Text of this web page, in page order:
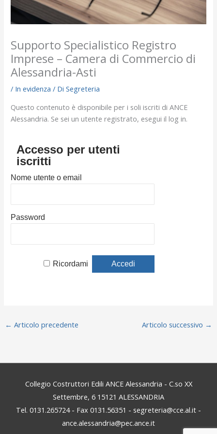
Supporto Specialistico Registro
Imprese – Camera di Commercio di
Alessandria-Asti
/ In evidenza / DiSegreteria
Questo contenuto è disponibile per i soli iscriti di ANCE
Alessandria. Se sei un utente registrato, esegui il log in.
Accesso per utenti
iscritti
Nome utente o email
Password
Ricordami
← Articolo precedente Articolo successivo →
Collegio Costruttori Edili ANCE Alessandria - C.so XX
Settembre, 6 15121 ALESSANDRIA
Tel. 0131.265724 - Fax 0131.56351 - segreteria@cce.al.it -
ance.alessandria@pec.ance.it